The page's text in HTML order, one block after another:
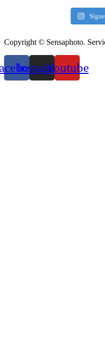
Copyright © Sensaphoto.
InstagramYoutube